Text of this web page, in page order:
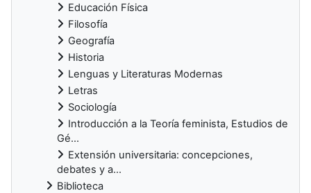
Educación Física
Filosofía
Geografía
Historia
Lenguas y Literaturas Modernas
Letras
Sociología
Introducción a la Teoría feminista, Estudios de
Gé...
Extensión universitaria: concepciones,
debates y a...
Biblioteca